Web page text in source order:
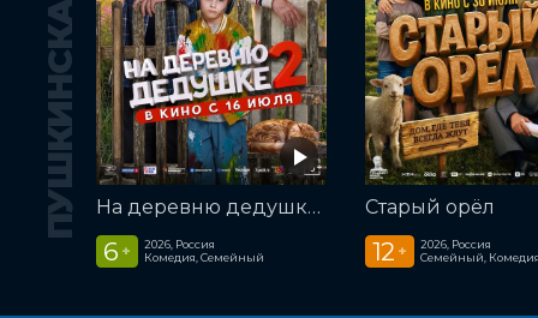
На деревню дедушке 2
6 +
2026, Россия
Комедия, Семейный
Старый орёл
12 +
2026, Россия
Семейный,